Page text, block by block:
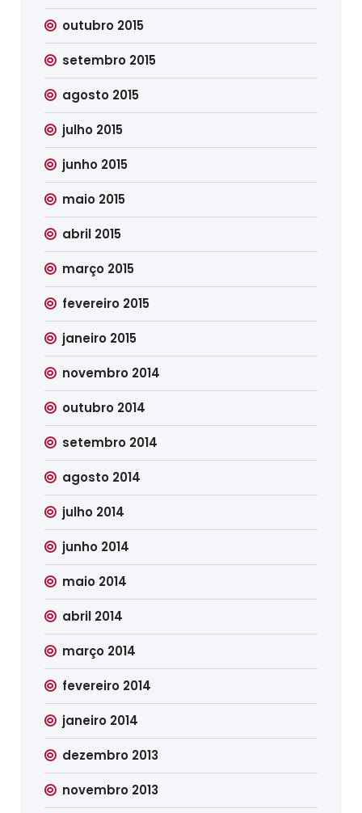
outubro 2015
setembro 2015
agosto 2015
julho 2015
junho 2015
maio 2015
abril 2015
março 2015
fevereiro 2015
janeiro 2015
novembro 2014
outubro 2014
setembro 2014
agosto 2014
julho 2014
junho 2014
maio 2014
abril 2014
março 2014
fevereiro 2014
janeiro 2014
dezembro 2013
novembro 2013